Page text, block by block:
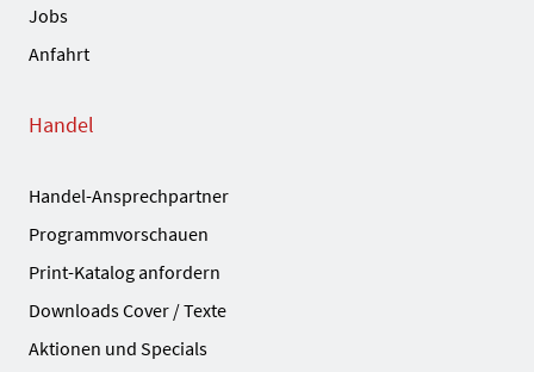
Jobs
Anfahrt
Handel
Handel-Ansprechpartner
Programmvorschauen
Print-Katalog anfordern
Downloads Cover / Texte
Aktionen und Specials